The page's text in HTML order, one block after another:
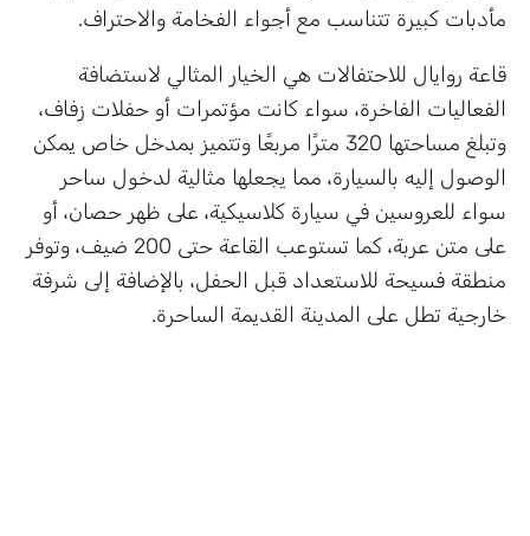
مأدبات كبيرة تتناسب مع أجواء الفخامة والاحتراف.
قاعة روايال للاحتفالات هي الخيار المثالي لاستضافة
الفعاليات الفاخرة، سواء كانت مؤتمرات أو حفلات زفاف،
وتبلغ مساحتها 320 مترًا مربعًا وتتميز بمدخل خاص يمكن
الوصول إليه بالسيارة، مما يجعلها مثالية لدخول ساحر
سواء للعروسين في سيارة كلاسيكية، على ظهر حصان، أو
على متن عربة، كما تستوعب القاعة حتى 200 ضيف، وتوفر
منطقة فسيحة للاستعداد قبل الحفل، بالإضافة إلى شرفة
خارجية تطل على المدينة القديمة الساحرة.